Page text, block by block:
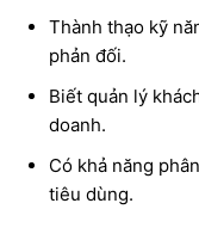
Thành thạo kỹ
phản đối.
Biết quản lý
doanh.
Có khả năng
tiêu dùng.